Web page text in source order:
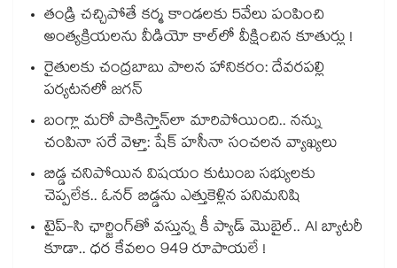
తండ్రి చచ్చిపోతే కర్మ కాండలకు 5వేలు పంపించి
అంత్యక్రియలను వీడియో కాల్⁭లో వీక్షించిన కూతుర్లు !
రైతులకు చంద్రబాబు పాలన హానికరం: దేవరపల్లి
పర్యటనలో జగన్
బంగ్లా మరో పాకిస్తాన్⁭లా మారిపోయింది.. నన్ను
చంపినా సరే వెళ్తా: షేక్ హసీనా సంచలన వ్యాఖ్యలు
బిడ్డ చనిపోయిన విషయం కుటుంబ సభ్యులకు
చెప్పలేక.. ఓనర్ బిడ్డను ఎత్తుకెళ్లిన పనిమనిషి
టైప్-సి ఛార్జింగ్⁪తో వస్తున్న కీ ప్యాడ్ మొబైల్.. AI బ్యాటరీ
కూడా.. ధర కేవలం 949 రూపాయలే !